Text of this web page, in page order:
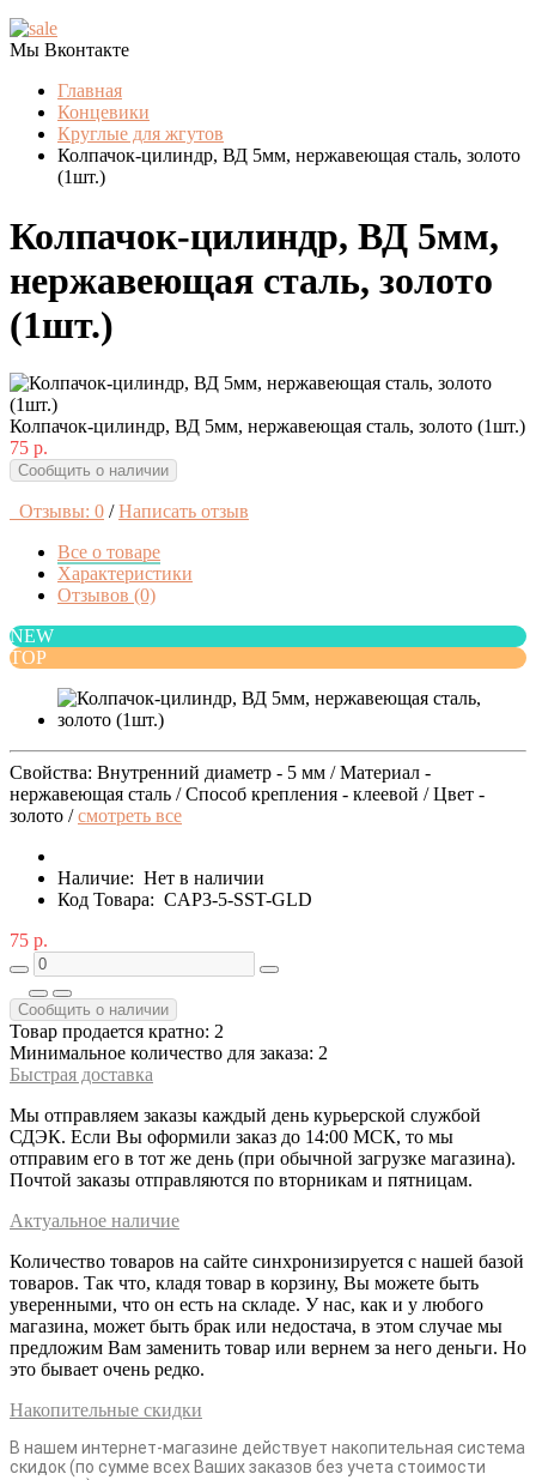
Мы Вконтакте
Главная
Концевики
Круглые для жгутов
Колпачок-цилиндр, ВД 5мм, нержавеющая сталь, золото
(1шт.)
Колпачок-цилиндр, ВД 5мм,
нержавеющая сталь, золото
(1шт.)
Колпачок-цилиндр, ВД 5мм, нержавеющая сталь, золото (1шт.)
75 р.
Сообщить о наличии
Отзывы: 0 / Написать отзыв
Все о товаре
Характеристики
Отзывов (0)
NEW
TOP
Свойства: Внутренний диаметр - 5 мм / Материал -
нержавеющая сталь / Способ крепления - клеевой / Цвет -
золото /смотреть все
Наличие: Нет в наличии
Код Товара: CAP3-5-SST-GLD
75 р.
Сообщить о наличии
Товар продается кратно: 2
Минимальное количество для заказа: 2
Быстрая доставка
Мы отправляем заказы каждый день курьерской службой
СДЭК. Если Вы оформили заказ до 14:00 МСК, то мы
отправим его в тот же день (при обычной загрузке магазина).
Почтой заказы отправляются по вторникам и пятницам.
Актуальное наличие
Количество товаров на сайте синхронизируется с нашей базой
товаров. Так что, кладя товар в корзину, Вы можете быть
уверенными, что он есть на складе. У нас, как и у любого
магазина, может быть брак или недостача, в этом случае мы
предложим Вам заменить товар или вернем за него деньги. Но
это бывает очень редко.
Накопительные скидки
В нашем интернет-магазине действует накопительная система
скидок (по сумме всех Ваших заказов без учета стоимости